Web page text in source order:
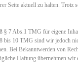
Seite aktuell zu halten.
§ 7 Abs.1 TMG für eigene
bis 10 TMG sind wir jedoch
Bei Bekanntwerden von
Haftung übernehmen